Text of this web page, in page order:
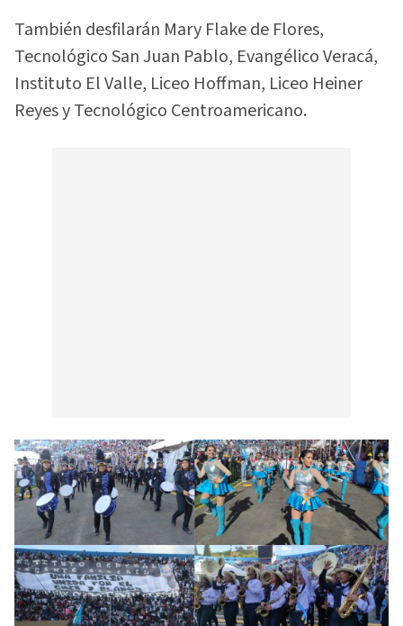
También desfilarán Mary Flake de Flores,
Tecnológico San Juan Pablo, Evangélico Veracá,
Instituto El Valle, Liceo Hoffman, Liceo Heiner
Reyes y Tecnológico Centroamericano.